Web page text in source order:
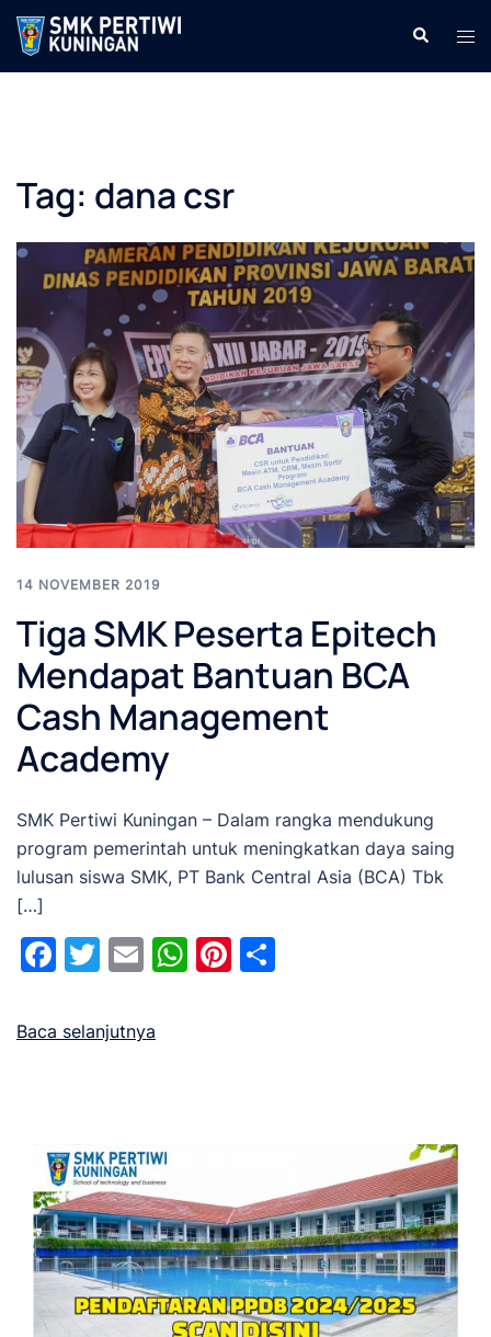
Langsung
isi
Cari
Tag: dana csr
14 NOVEMBER 2019
Tiga SMK Peserta Epitech
Mendapat Bantuan BCA
Cash Management
Academy
SMK Pertiwi Kuningan – Dalam rangka mendukung
program pemerintah untuk meningkatkan daya saing
lulusan siswa SMK, PT Bank Central Asia (BCA) Tbk
[…]
Facebook
Twitter
EmailWhatsApp
Pinterest
Baca selanjutnya